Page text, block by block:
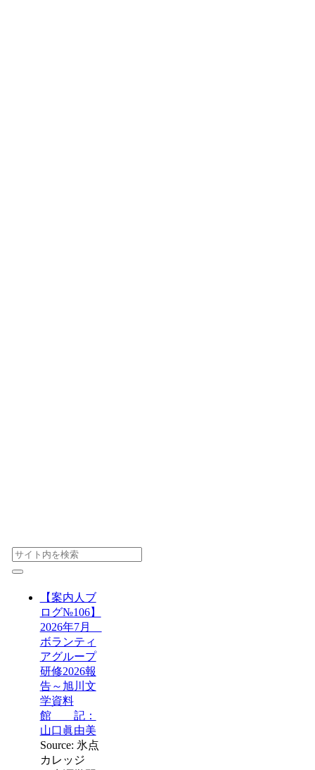
【案内人ブ
ログ№106】
2026年7月
ボランティ
アグループ
研修2026報
告～旭川文
学資料
館 記：
山口眞由美
Source: 氷点
カレッジ